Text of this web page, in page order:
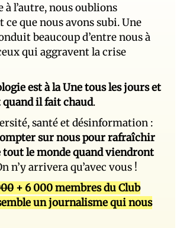
à l’autre, nous oublions
que nous avons subi. Une
beaucoup d’entre nous à
qui aggravent la crise
est à la Une tous les jours et
quand il fait chaud.
santé et désinformation :
sur nous pour rafraîchir
tout le monde quand viendront
n’y arrivera qu’avec vous !
+ 6 000 membres du Club
un journalisme qui nous